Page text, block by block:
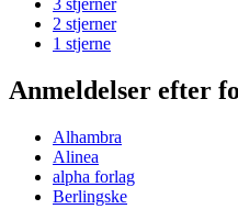
3 stjerner
2 stjerner
1 stjerne
Anmeldelser efter
Alhambra
Alinea
alpha forlag
Berlingske